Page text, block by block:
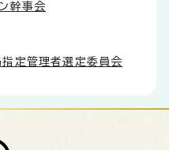
幹事会
定管理者選定委員会